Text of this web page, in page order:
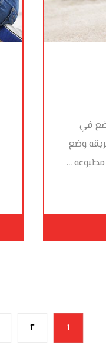
في
وضع
...
١ ٢